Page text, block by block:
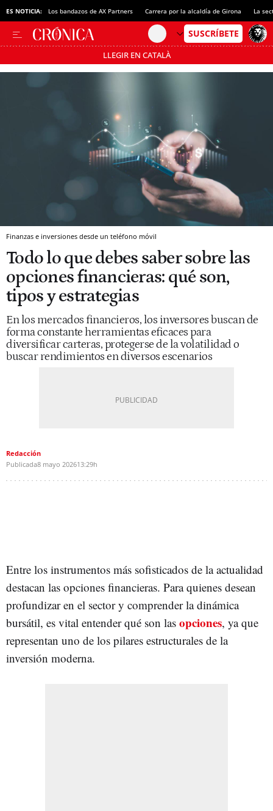
ES NOTICIA: Los bandazos de AX Partners Carrera por la alcaldía de Girona La
LLEGIR EN CATALÀ
Pásate al MODO AHORRO
Finanzas e inversiones desde un teléfono móvil
Todo lo que debes saber sobre las
opciones financieras: qué son,
tipos y estrategias
En los mercados financieros, los inversores buscan de
forma constante herramientas eficaces para
diversificar carteras, protegerse de la volatilidad o
buscar rendimientos en diversos escenarios
Redacción
Publicada8 mayo 202613:29h
Entre los instrumentos más sofisticados de la actualidad
destacan las opciones financieras. Para quienes desean
profundizar en el sector y comprender la dinámica
bursátil, es vital entender qué son las opciones, ya que
representan uno de los pilares estructurales de la
inversión moderna.